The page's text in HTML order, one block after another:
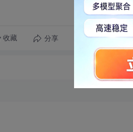
收藏 分享 转发到动态